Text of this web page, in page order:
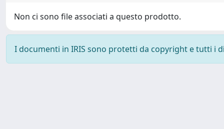
Non ci sono file associati a questo prodotto.
I documenti in IRIS sono protetti da copyright e tutti i